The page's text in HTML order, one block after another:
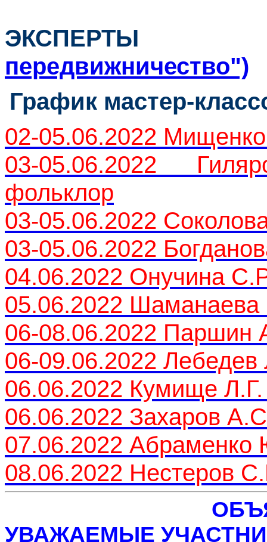
передвижничество")
График мастер-
02-05.06.2022
03-05.06.2022
фольклор
03-05.06.2022
03-05.06.2022
04.06.2022 Онучина
05.06.2022
06-08.06.2022 Паршин
06-09.06.2022
06.06.2022 Кумище
06.06.2022 Захаров
07.06.2022 Абраменко
08.06.2022 Нестеров
УВАЖАЕМЫЕ